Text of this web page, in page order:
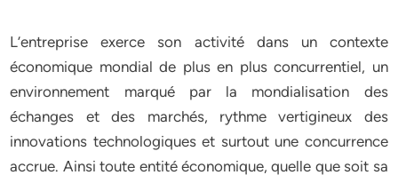
L’entreprise exerce son activité dans un contexte
économique mondial de plus en plus concurrentiel, un
environnement marqué par la mondialisation des
échanges et des marchés, rythme vertigineux des
innovations technologiques et surtout une concurrence
accrue. Ainsi toute entité économique, quelle que soit sa